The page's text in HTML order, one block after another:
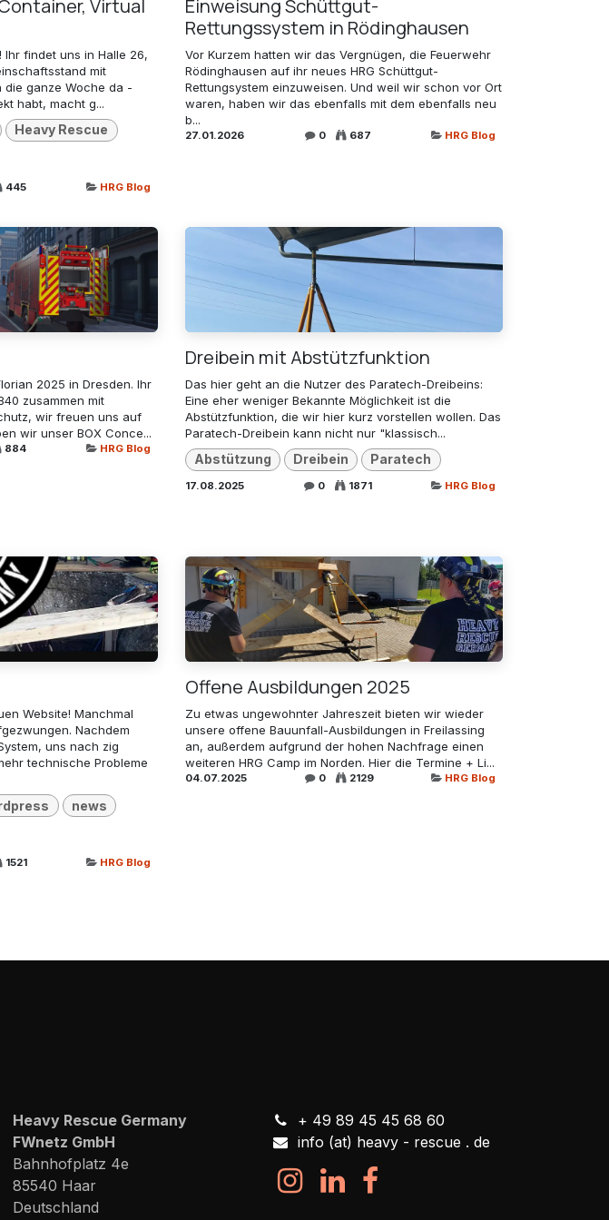
Virtual
findet uns in Halle 26,
mit
die ganze Woche da -
habt, macht g...
Heavy Rescue
445 HRG Blog
Einweisung Schüttgut-
Rettungssystem in Rödinghausen
Vor Kurzem hatten wir das Vergnügen, die Feuerwehr
Rödinghausen auf ihr neues HRG Schüttgut-
Rettungsystem einzuweisen. Und weil wir schon vor Ort
waren, haben wir das ebenfalls mit dem ebenfalls neu
b...
27.01.2026 0 687 HRG Blog
2025 in Dresden. Ihr
zusammen mit
wir freuen uns auf
wir unser BOX Conce...
884 HRG Blog
Dreibein mit Abstützfunktion
Das hier geht an die Nutzer des Paratech-Dreibeins:
Eine eher weniger Bekannte Möglichkeit ist die
Abstützfunktion, die wir hier kurz vorstellen wollen. Das
Paratech-Dreibein kann nicht nur "klassisch...
Abstützung Dreibein Paratech
17.08.2025 0 1871 HRG Blog
Website! Manchmal
Nachdem
uns nach zig
technische Probleme
news
1521 HRG Blog
Offene Ausbildungen 2025
Zu etwas ungewohnter Jahreszeit bieten wir wieder
unsere offene Bauunfall-Ausbildungen in Freilassing
an, außerdem aufgrund der hohen Nachfrage einen
weiteren HRG Camp im Norden. Hier die Termine + Li...
04.07.2025 0 2129 HRG Blog
Heavy Rescue Germany
FWnetz GmbH
Bahnhofplatz 4e
85540 Haar
Deutschland
+ 49 89 45 45 68 60
info (at) heavy - rescue . de